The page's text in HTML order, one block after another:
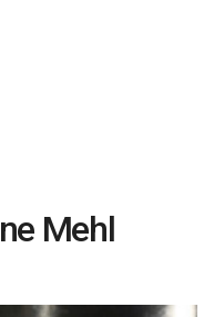
Mehl